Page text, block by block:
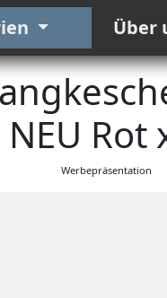
Über
NEU Rot
Werbepräsentation